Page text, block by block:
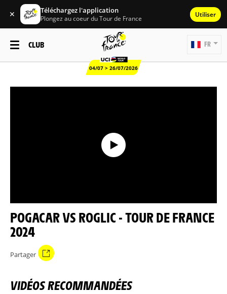
✕ Téléchargez l'application
Plongez au coeur du Tour de France Utiliser
CLUB
04/07 > 26/07/2026
FR
POGACAR VS ROGLIC - TOUR DE FRANCE
2024
Partager
VIDÉOS RECOMMANDÉES